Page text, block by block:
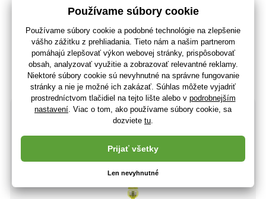
(-47 %)
,12 €bez DPH
+ 9 bodov
3 - 7 dní(U vás 18.08.)